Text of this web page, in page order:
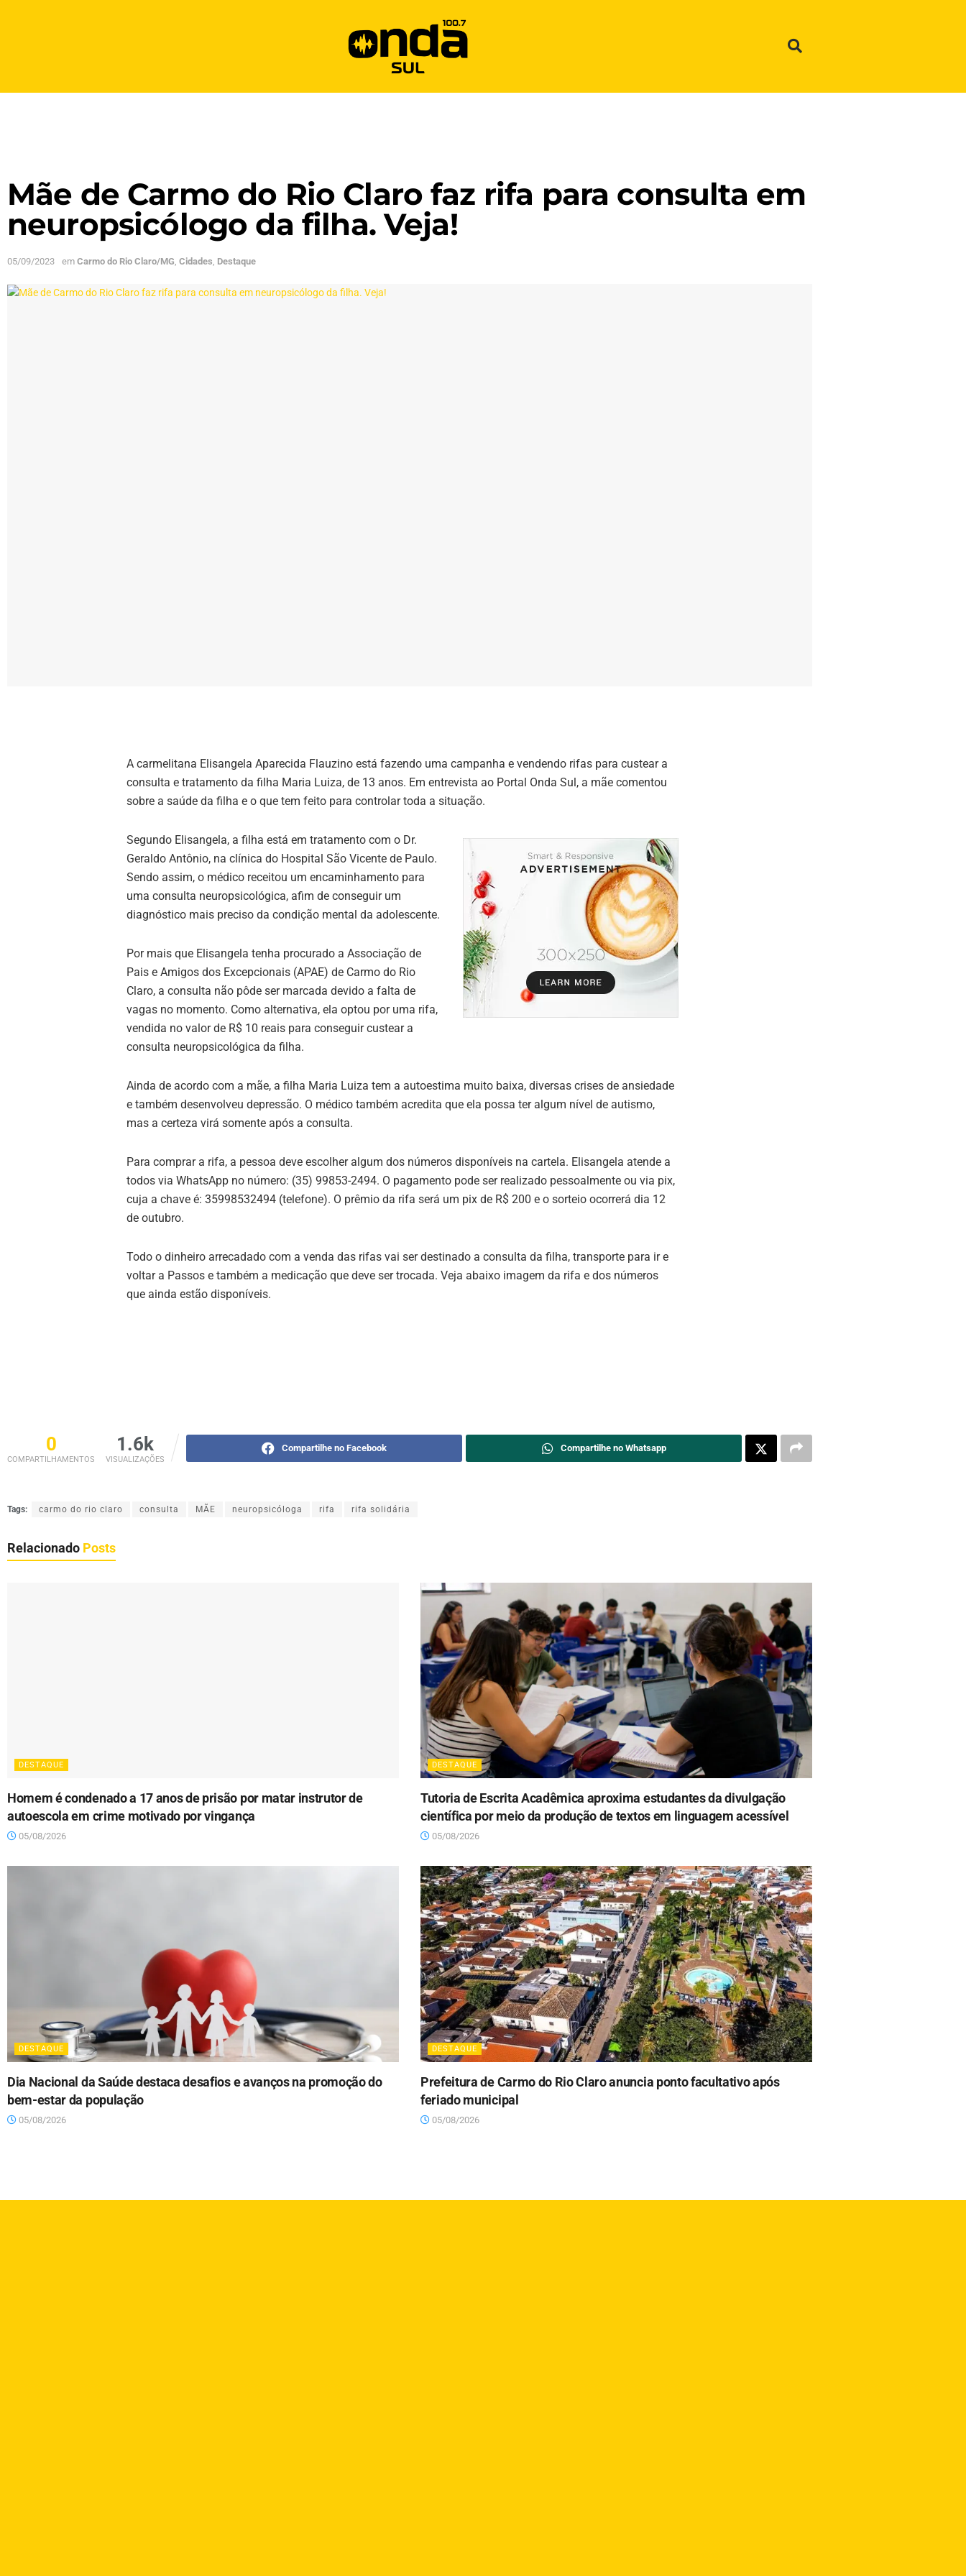
Mãe de Carmo do Rio Claro faz rifa para consulta em
neuropsicólogo da filha. Veja!
05/09/2023 em Carmo do Rio Claro/MG Cidades Destaque
A carmelitana Elisangela Aparecida Flauzino está fazendo uma campanha e vendendo rifas para custear a
consulta e tratamento da filha Maria Luiza, de 13 anos. Em entrevista ao Portal Onda Sul, a mãe comentou
sobre a saúde da filha e o que tem feito para controlar toda a situação.
Segundo Elisangela, a filha está em tratamento com o Dr.
Geraldo Antônio, na clínica do Hospital São Vicente de Paulo.
Sendo assim, o médico receitou um encaminhamento para
uma consulta neuropsicológica, afim de conseguir um
diagnóstico mais preciso da condição mental da adolescente.
Por mais que Elisangela tenha procurado a Associação de
Pais e Amigos dos Excepcionais (APAE) de Carmo do Rio
Claro, a consulta não pôde ser marcada devido a falta de
vagas no momento. Como alternativa, ela optou por uma rifa,
vendida no valor de R$ 10 reais para conseguir custear a
consulta neuropsicológica da filha.
Ainda de acordo com a mãe, a filha Maria Luiza tem a autoestima muito baixa, diversas crises de ansiedade
e também desenvolveu depressão. O médico também acredita que ela possa ter algum nível de autismo,
mas a certeza virá somente após a consulta.
Para comprar a rifa, a pessoa deve escolher algum dos números disponíveis na cartela. Elisangela atende a
todos via WhatsApp no número: (35) 99853-2494. O pagamento pode ser realizado pessoalmente ou via pix,
cuja a chave é: 35998532494 (telefone). O prêmio da rifa será um pix de R$ 200 e o sorteio ocorrerá dia 12
de outubro.
Todo o dinheiro arrecadado com a venda das rifas vai ser destinado a consulta da filha, transporte para ir e
voltar a Passos e também a medicação que deve ser trocada. Veja abaixo imagem da rifa e dos números
que ainda estão disponíveis.
0
COMPARTILHAMENTOS
1.6k
VISUALIZAÇÕES
Compartilhe no Facebook Compartilhe no Whatsapp
Tags: carmo do rio claro consulta MÃE neuropsicóloga rifa rifa solidária
Relacionado Posts
DESTAQUE
Homem é condenado a 17 anos de prisão por matar instrutor de
autoescola em crime motivado por vingança
05/08/2026
DESTAQUE
Tutoria de Escrita Acadêmica aproxima estudantes da divulgação
científica por meio da produção de textos em linguagem acessível
05/08/2026
DESTAQUE
Dia Nacional da Saúde destaca desafios e avanços na promoção do
bem-estar da população
05/08/2026
DESTAQUE
Prefeitura de Carmo do Rio Claro anuncia ponto facultativo após
feriado municipal
05/08/2026